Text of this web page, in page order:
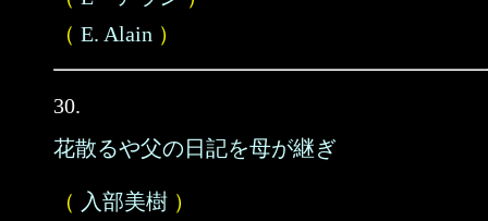
（ E. Alain ）
30.
花散るや父の日記を母が継ぎ
（ 入部美樹 ）